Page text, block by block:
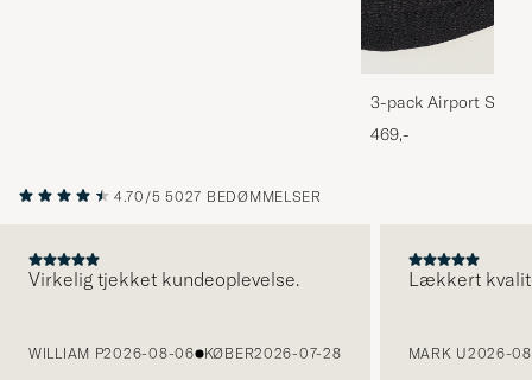
3-pack Airport
Melange
469,-
4.70/5 5027 BEDØMMELSER
Virkelig tjekket kundeoplevelse.
WILLIAM P2026-08-06 KØBER2026-07-28
Lækkert
MARK U2026-